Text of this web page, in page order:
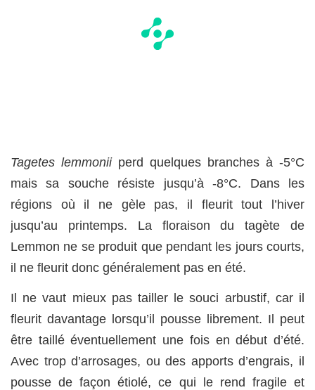
Tagetes lemmoniiperd quelques branches à -5°C
mais sa souche résiste jusqu’à -8°C. Dans les
régions où il ne gèle pas, il fleurit tout l’hiver
jusqu’au printemps. La floraison du tagète de
Lemmon ne se produit que pendant les jours courts,
il ne fleurit donc généralement pas en été.
Il ne vaut mieux pas tailler le souci arbustif, car il
fleurit davantage lorsqu’il pousse librement. Il peut
être taillé éventuellement une fois en début d’été.
Avec trop d’arrosages, ou des apports d’engrais, il
pousse de façon étiolé, ce qui le rend fragile et